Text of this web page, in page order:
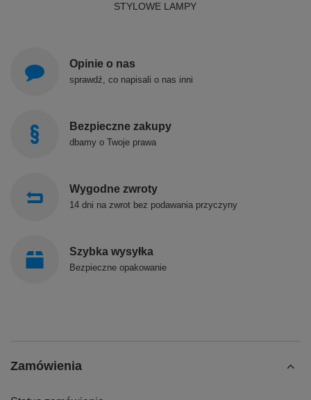
STYLOWE LAMPY
Opinie o nas
sprawdź, co napisali o nas inni
Bezpieczne zakupy
dbamy o Twoje prawa
Wygodne zwroty
14 dni na zwrot bez podawania przyczyny
Szybka wysyłka
Bezpieczne opakowanie
Zamówienia